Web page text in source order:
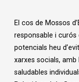
El cos de Mossos
responsable i curós
potencials heu
xarxes socials, amb
saludables